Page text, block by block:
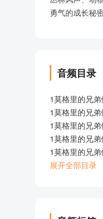
勇气的成长秘
音频目录
1莫格里的兄弟
1莫格里的兄
1莫格里的兄弟
1莫格里的兄
1莫格里的兄
1莫格里的兄弟
展开全部目录